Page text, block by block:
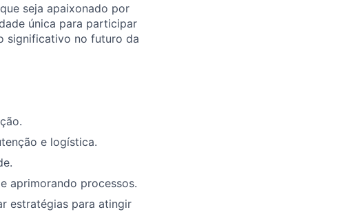
seja apaixonado por
única para participar
significativo no futuro da
e logística.
aprimorando processos.
estratégias para atingir